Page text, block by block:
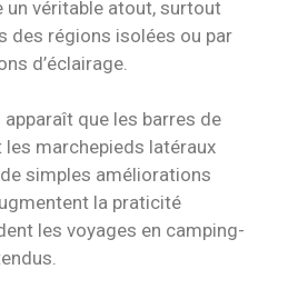
un véritable atout, surtout
des régions isolées ou par
d’éclairage.
que les barres de
marchepieds latéraux
simples améliorations
la praticité
les voyages en camping-